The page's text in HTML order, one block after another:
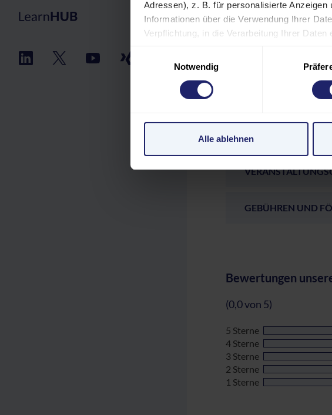
Adressen), z. B. für personalisierte
Informationen über die Verwendung Ihrer
Verpflichtung, in die Verarbeitung Ihrer
Einstellungen möglicherweise nicht alle
Verarbeitung Ihrer Daten in den USA gemäß
Einwilligungsauswahl
Notwendig
Alle ablehnenREFERENT:INNEN
GEBÜHREN UND
Bewertungen
(0,0 von 5)
5 Sterne
4 Sterne
3 Sterne
2 Sterne
1 Sterne